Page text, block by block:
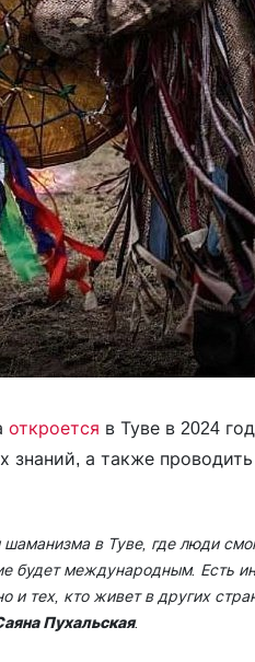
откроется в Туве в 2024
знаний, а также
в Туве, где люди
будет международным. Есть
и тех, кто живет в других
Пухальская.